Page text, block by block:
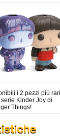
i 2 pezzi più rari
Kinder Joy di
Things!